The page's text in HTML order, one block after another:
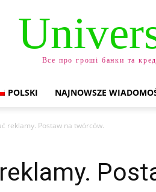
Все про гроші банки та
POLSKI NAJNOWSZE
reklamy. Postaw na twórców.